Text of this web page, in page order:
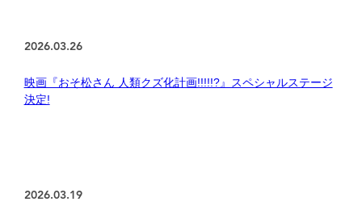
2026.03.26
映画『おそ松さん 人類クズ化計画!!!!!?』スペシャルステージ
決定!
2026.03.19